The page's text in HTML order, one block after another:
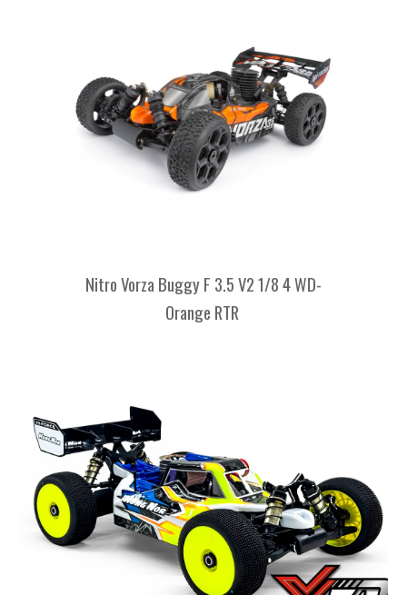
Nitro Vorza Buggy F 3.5 V2 1/8 4 WD-
Orange RTR